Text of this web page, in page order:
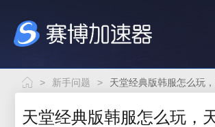
> 新手问题 >
天堂经典版韩服怎么玩，